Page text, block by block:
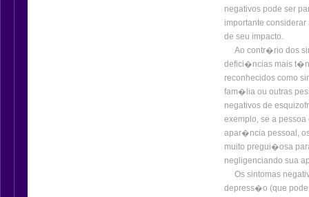
negativos pode ser
importante
de seu impacto.
Ao contr�rio dos
defici�ncias mais
reconhecidos como
fam�lia ou outras
negativos de
exemplo, se a
apar�ncia pessoal,
muito pregui�osa
negligenciando sua
Os sintomas
depress�o (que pode